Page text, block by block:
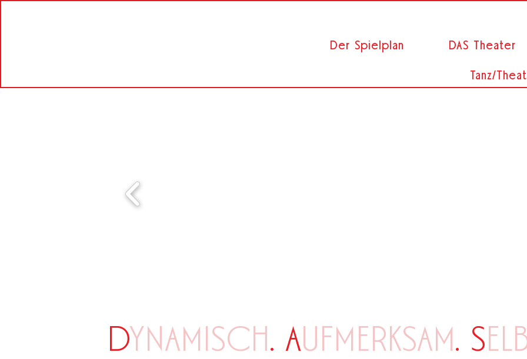
Der Spielplan DAS Theater
Tanz/
DYNAMISCH. AUFMERKSAM. S